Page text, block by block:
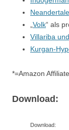
Volk“ als
Villariba
Kurgan-
*=Amazon
Download:
Download: